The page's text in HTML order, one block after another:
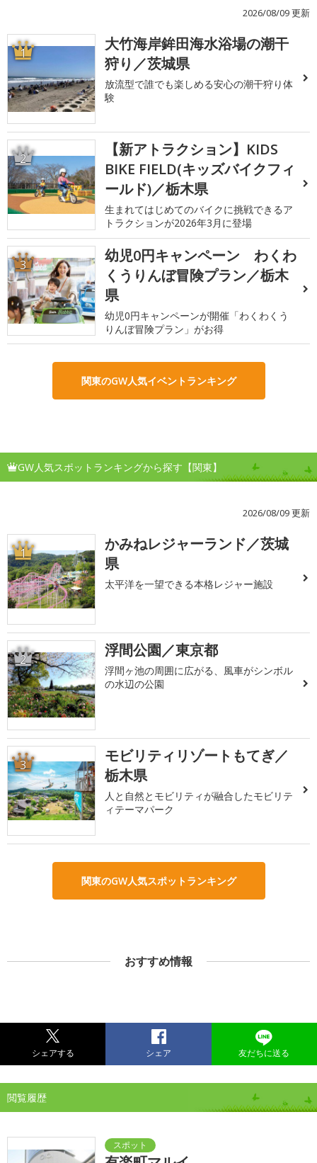
2026/08/09 更新
1
大竹海岸鉾田海水浴場の潮干
狩り／茨城県
放流型で誰でも楽しめる安心の潮干狩り体
験
2
【新アトラクション】KIDS
BIKE FIELD(キッズバイクフィ
ールド)／栃木県
生まれてはじめてのバイクに挑戦できるア
トラクションが2026年3月に登場
3
幼児0円キャンペーン わくわ
くうりんぼ冒険プラン／栃木
県
幼児0円キャンペーンが開催「わくわくう
りんぼ冒険プラン」がお得
関東のGW人気イベントランキング
GW人気スポットランキングから探す【関東】
2026/08/09 更新
1
かみねレジャーランド／茨城
県
太平洋を一望できる本格レジャー施設
2 浮間公園／東京都
浮間ヶ池の周囲に広がる、風車がシンボル
の水辺の公園
3
モビリティリゾートもてぎ／
栃木県
人と自然とモビリティが融合したモビリテ
ィテーマパーク
関東のGW人気スポットランキング
おすすめ情報
シェアする シェア 友だちに送る
閲覧履歴